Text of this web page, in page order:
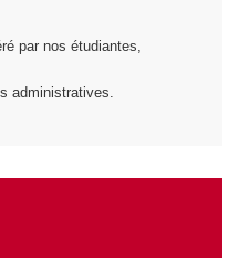
par nos étudiantes,
administratives.